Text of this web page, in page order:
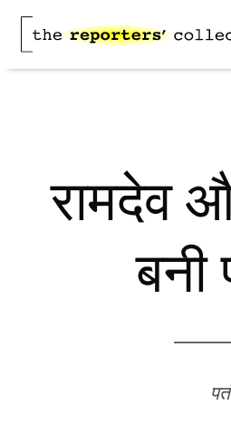
रामदेव
बनी